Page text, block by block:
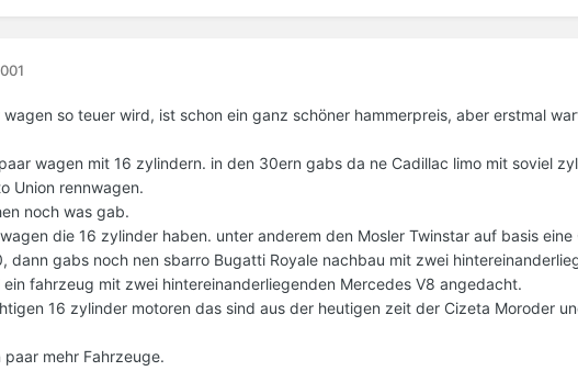
so teuer wird, ist schon ein ganz schöner hammerpreis, aber erstmal
wagen mit 16 zylindern. in den 30ern gabs da ne Cadillac limo mit soviel
Union rennwagen.
noch was gab.
die 16 zylinder haben. unter anderem den Mosler Twinstar auf basis eine
dann gabs noch nen sbarro Bugatti Royale nachbau mit zwei
fahrzeug mit zwei hintereinanderliegenden Mercedes V8 angedacht.
16 zylinder motoren das sind aus der heutigen zeit der Cizeta Moroder
mehr Fahrzeuge.